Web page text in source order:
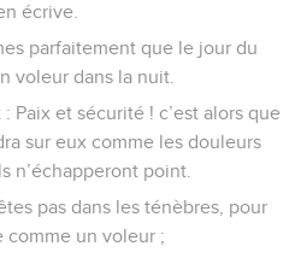
écrive.
parfaitement que le jour du
voleur dans la nuit.
Paix et sécurité ! c’est alors que
sur eux comme les douleurs
n’échapperont point.
pas dans les ténèbres, pour
comme un voleur ;